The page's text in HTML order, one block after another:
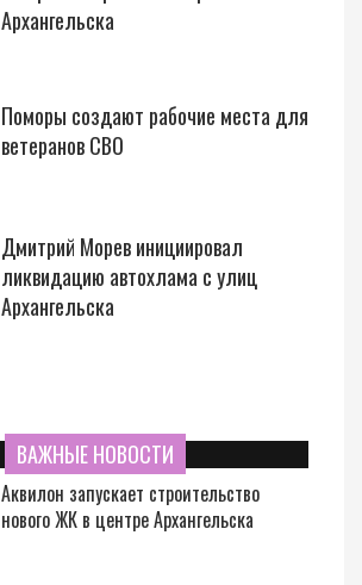
Архангельска
Поморы создают рабочие места для
ветеранов СВО
Дмитрий Морев инициировал
ликвидацию автохлама с улиц
Архангельска
ВАЖНЫЕ НОВОСТИ
Аквилон запускает строительство
нового ЖК в центре Архангельска